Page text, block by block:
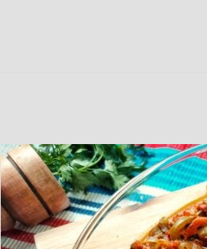
Bife
ao
molho